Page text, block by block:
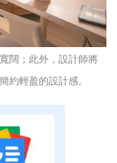
闊；此外，設計師將
約輕盈的設計感。